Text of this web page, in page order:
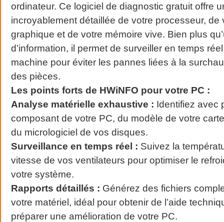
ordinateur. Ce logiciel de diagnostic gratuit offre
incroyablement détaillée de votre processeur, de
graphique et de votre mémoire vive. Bien plus
d’information, il permet de surveiller en temps
machine pour éviter les pannes liées à la
des pièces.
Les points forts de HWiNFO pour votre PC :
Analyse matérielle exhaustive : Identifiez avec
composant de votre PC, du modèle de votre
du micrologiciel de vos disques.
Surveillance en temps réel : Suivez la
vitesse de vos ventilateurs pour optimiser le
votre système.
Rapports détaillés : Générez des fichiers
votre matériel, idéal pour obtenir de l’aide
préparer une amélioration de votre PC.